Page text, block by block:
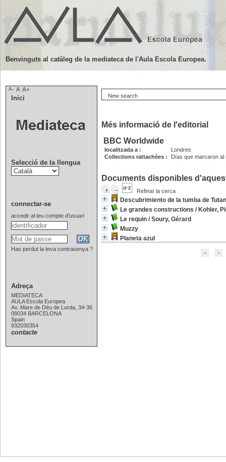
New search
Més informació de l'editorial
BBC Worldwide
localitzada a :
Londres
Collections rattachées :
Días que marcaron al
Documents disponibles
Refinar la cerca
Descubrimiento de la tumba de
Le grandes constructions / Kohler,
Le requin /Soury, Gérard
Muzzy
Planeta azul
Benvinguts al catàleg de la mediateca de l'Aula Escola Europea.
A- A A+
Inici
Selecció de la llengua
connectar-se
accedir al teu compte d'usuari
Has perdut la teva contrasenya ?
Adreça
MEDIATECA
AULA Escola Europea
Av. Mare de Déu de Lorda, 34-36
08034 BARCELONA
Spain
932030354
contacte